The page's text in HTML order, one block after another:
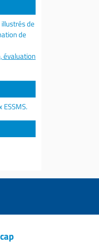
de
de
évaluation